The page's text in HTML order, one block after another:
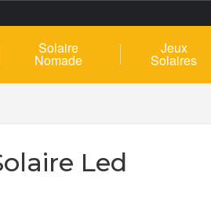
Solaire
Nomade
Jeux
Solaires
Led